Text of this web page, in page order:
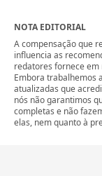
NOTA EDITORIAL
A compensação que
influencia as
redatores fornece em
Embora trabalhemos
atualizadas que
nós não garantimos
completas e não
elas, nem quanto à